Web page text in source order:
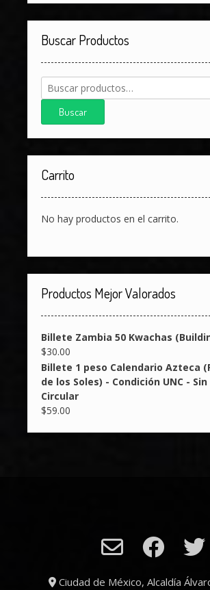
Buscar Productos
Buscar
por:
Buscar
Carrito
No hay productos en el carrito.
Productos Mejor Valorados
Billete Zambia 50 Kwachas
$30.00
Billete 1 peso Calendario Azteca
de los Soles) - Condición UNC - Sin
Circular
$59.00
Ciudad de México, Alcaldía